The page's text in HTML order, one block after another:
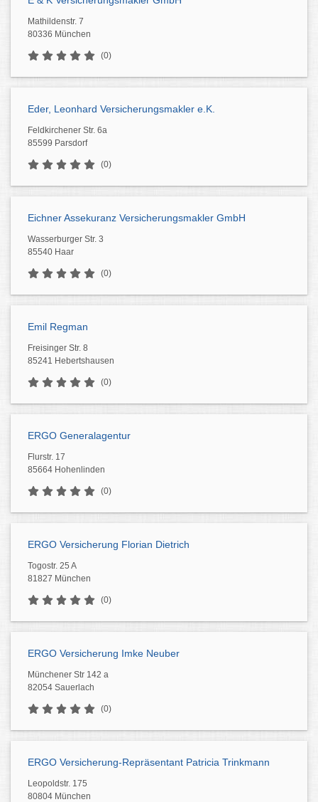
Mathildenstr. 7
80336 München
(0)
Eder, Leonhard Versicherungsmakler e.K.
Feldkirchener Str. 6a
85599 Parsdorf
(0)
Eichner Assekuranz Versicherungsmakler GmbH
Wasserburger Str. 3
85540 Haar
(0)
Emil Regman
Freisinger Str. 8
85241 Hebertshausen
(0)
ERGO Generalagentur
Flurstr. 17
85664 Hohenlinden
(0)
ERGO Versicherung Florian Dietrich
Togostr. 25 A
81827 München
(0)
ERGO Versicherung Imke Neuber
Münchener Str 142 a
82054 Sauerlach
(0)
ERGO Versicherung-Repräsentant Patricia Trinkmann
Leopoldstr. 175
80804 München